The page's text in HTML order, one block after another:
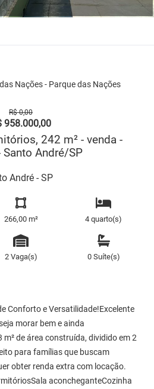
Nações - Parque das Nações
R$ 0,00
958.000,00
242 m² - venda -
André/SP
André - SP
266,00 m² 4 quarto(s)
2 Vaga(s) 0 Suíte(s)
Conforto e Versatilidade!Excelente
morar bem e ainda
de área construída, dividido em 2
para famílias que buscam
obter renda extra com locação.
aconcheganteCozinha